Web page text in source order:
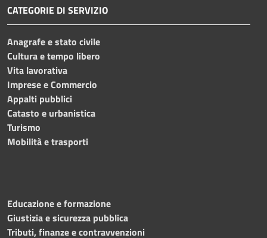
CATEGORIE DI SERVIZIO
Anagrafe e stato civile
Cultura e tempo libero
Vita lavorativa
Imprese e Commercio
Appalti pubblici
Catasto e urbanistica
Turismo
Mobilità e trasporti
Educazione e formazione
Giustizia e sicurezza pubblica
Tributi, finanze e contravvenzioni